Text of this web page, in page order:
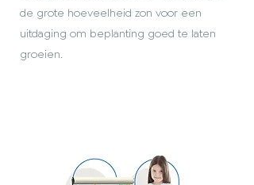
de grote hoeveelheid zon voor een
uitdaging om beplanting goed te laten
groeien.